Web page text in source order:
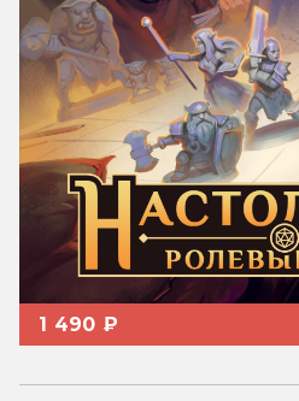
1 490 ₽